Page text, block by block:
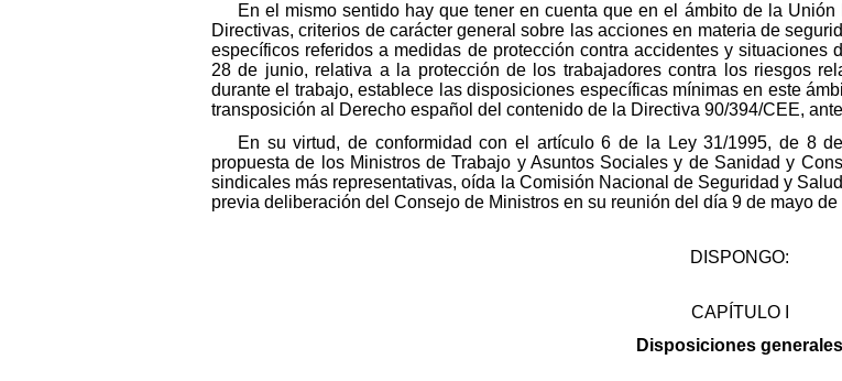
En el mismo sentido hay que tener en cuenta que en el ámbito de la
Directivas, criterios de carácter general sobre las acciones en materia de
específicos referidos a medidas de protección contra accidentes y situaciones
28 de junio, relativa a la protección de los trabajadores contra los riesgos
durante el trabajo, establece las disposiciones específicas mínimas en este
transposición al Derecho español del contenido de la Directiva 90/394/CEE,
En su virtud, de conformidad con el artículo 6 de la Ley 31/1995, de 8
propuesta de los Ministros de Trabajo y Asuntos Sociales y de Sanidad y
sindicales más representativas, oída la Comisión Nacional de Seguridad y
previa deliberación del Consejo de Ministros en su reunión del día 9 de mayo de
DISPONGO:
CAPÍTULO I
Disposiciones generales